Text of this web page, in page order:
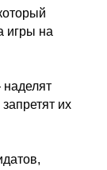
игры на
их